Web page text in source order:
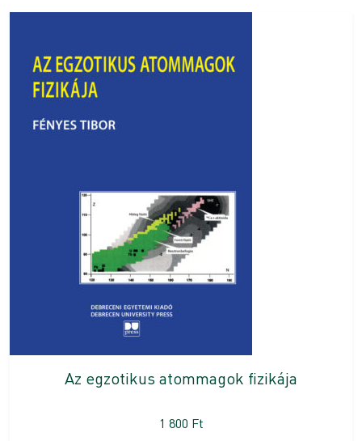
Az egzotikus atommagok fizikája
1 800 Ft